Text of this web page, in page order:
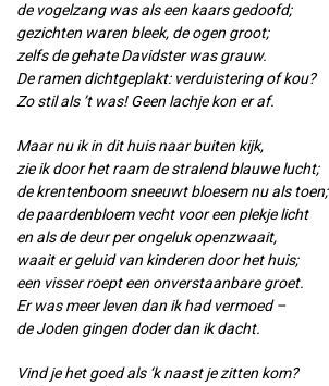
de vogelzang was als een kaars gedoofd;
gezichten waren bleek, de ogen groot;
zelfs de gehate Davidster was grauw.
De ramen dichtgeplakt: verduistering of kou?
Zo stil als ’t was! Geen lachje kon er af.
Maar nu ik in dit huis naar buiten kijk,
zie ik door het raam de stralend blauwe lucht;
de krentenboom sneeuwt bloesem nu als toen;
de paardenbloem vecht voor een plekje licht
en als de deur per ongeluk openzwaait,
waait er geluid van kinderen door het huis;
een visser roept een onverstaanbare groet.
Er was meer leven dan ik had vermoed –
de Joden gingen doder dan ik dacht.
Vind je het goed als ‘k naast je zitten kom?